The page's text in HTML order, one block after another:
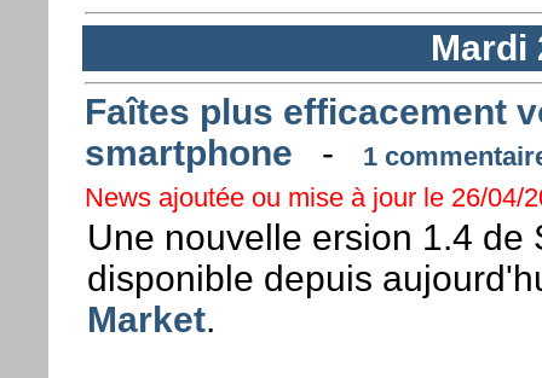
Mardi
Faîtes plus efficacement
smartphone -
1
News ajoutée ou mise à jour le 26/04/
Une nouvelle ersion 1.4 de
disponible depuis
Market.